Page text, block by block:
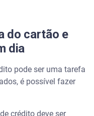
do cartão e
dia
pode ser uma tarefa
é possível fazer
crédito deve ser